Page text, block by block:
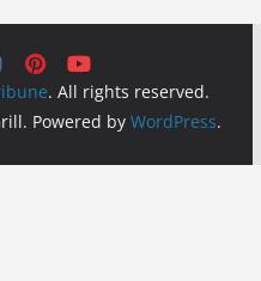
. All rights reserved.
Powered by WordPress.